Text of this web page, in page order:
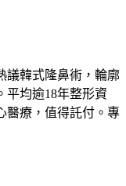
議韓式隆鼻術，輪廓
平均逾18年整形資
醫療，值得託付。專